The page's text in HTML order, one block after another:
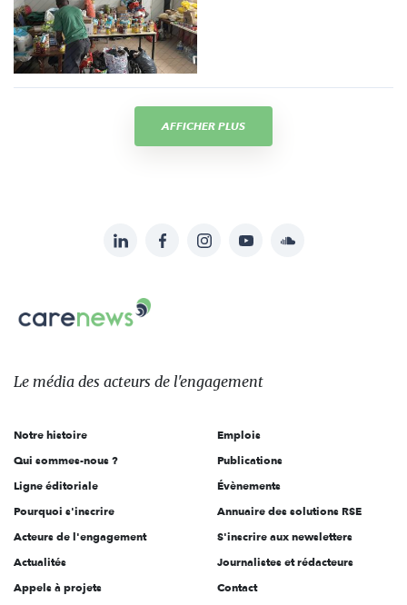
AFFICHER PLUS
sur:
LinkedInFacebookInstagramYouTubeSoundcloud
Carenews,
Le
des
l'engagement
Le média des acteurs de l'engagement
Notre histoire
Qui sommes-nous ?
Ligne éditoriale
Pourquoi s'inscrire
Acteurs de l'engagement
Actualités
Appels à projets
Emplois
Publications
Évènements
Annuaire des solutions RSE
S'inscrire aux newsletters
Journalistes et rédacteurs
Contact